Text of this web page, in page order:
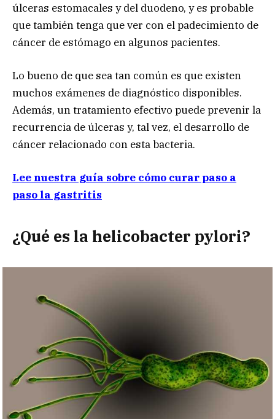
úlceras estomacales y del duodeno, y es probable
que también tenga que ver con el padecimiento de
cáncer de estómago en algunos pacientes.
Lo bueno de que sea tan común es que existen
muchos exámenes de diagnóstico disponibles.
Además, un tratamiento efectivo puede prevenir la
recurrencia de úlceras y, tal vez, el desarrollo de
cáncer relacionado con esta bacteria.
Lee nuestra guía sobre cómo curar paso a
paso la gastritis
¿Qué es la helicobacter pylori?